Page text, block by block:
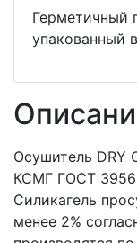
Герметичный
упакованный
Осушитель DRY
КСМГ ГОСТ
Силикагель
менее 2%